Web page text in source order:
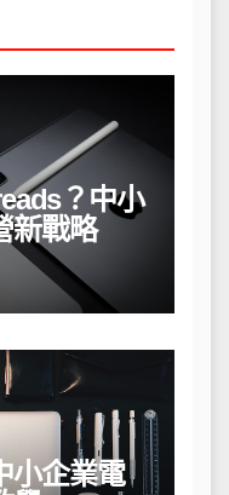
？中小
新戰略
小企業電